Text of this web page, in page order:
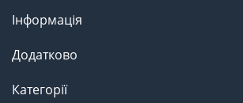
Інформація
Додатково
Категорії